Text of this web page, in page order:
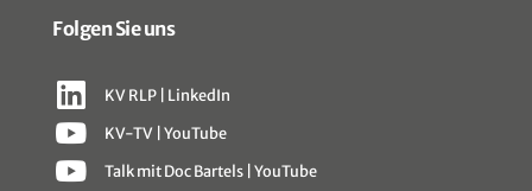
Folgen Sie uns
KV RLP | LinkedIn
KV-TV | YouTube
Talk mit Doc Bartels | YouTube